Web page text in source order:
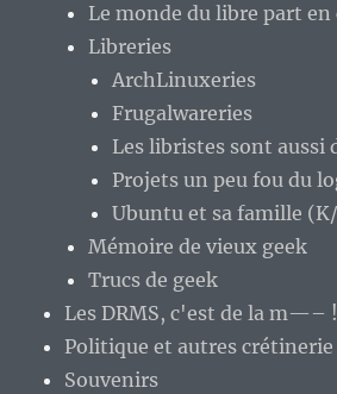
Le monde du libre part en
Libreries
ArchLinuxeries
Frugalwareries
Les libristes sont aussi
Projets un peu fou du
Ubuntu et sa famille
Mémoire de vieux geek
Trucs de geek
Les DRMS, c'est de la m—– !
Politique et autres
Souvenirs